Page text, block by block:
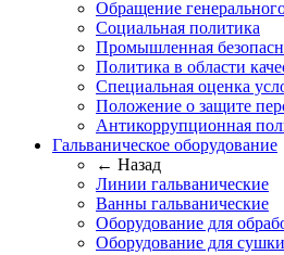
Обращение
Социальная политика
Промышленная
Политика в области
Специальная оценка
Положение о защите
Антикоррупционная
Гальваническое оборудование
← Назад
Линии гальванические
Ванны гальванические
Оборудование для
Оборудование для